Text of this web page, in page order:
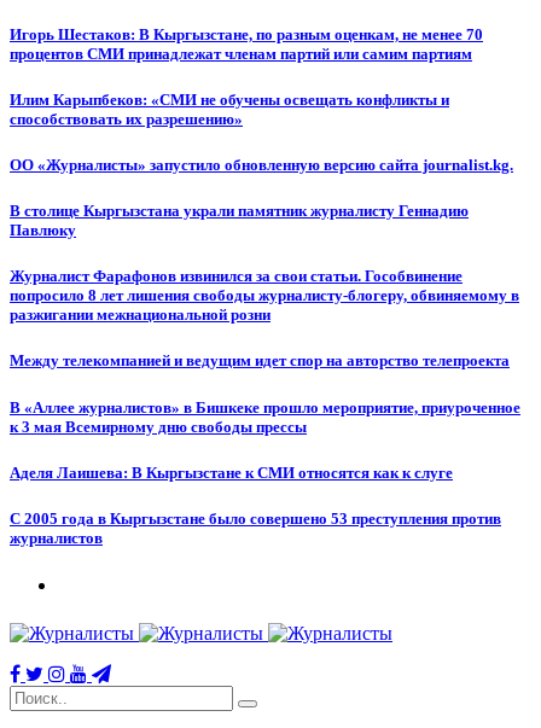
Игорь Шестаков: В Кыргызстане, по разным оценкам, не менее 70
процентов СМИ принадлежат членам партий или самим партиям
Илим Карыпбеков: «СМИ не обучены освещать конфликты и
способствовать их разрешению»
ОО «Журналисты» запустило обновленную версию сайта journalist.kg.
В столице Кыргызстана украли памятник журналисту Геннадию
Павлюку
Журналист Фарафонов извинился за свои статьи. Гособвинение
попросило 8 лет лишения свободы журналисту-блогеру, обвиняемому в
разжигании межнациональной розни
Между телекомпанией и ведущим идет спор на авторство телепроекта
В «Аллее журналистов» в Бишкеке прошло мероприятие, приуроченное
к 3 мая Всемирному дню свободы прессы
Аделя Лаишева: В Кыргызстане к СМИ относятся как к слуге
С 2005 года в Кыргызстане было совершено 53 преступления против
журналистов